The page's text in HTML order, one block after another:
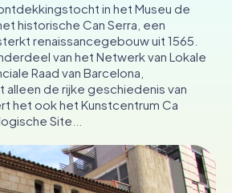
UK
IE
in het Museu de
historische Can Serra, een
renaissancegebouw uit 1565.
van het Netwerk van Lokale
Raad van Barcelona,
de rijke geschiedenis van
het ook het Kunstcentrum Ca
Site...